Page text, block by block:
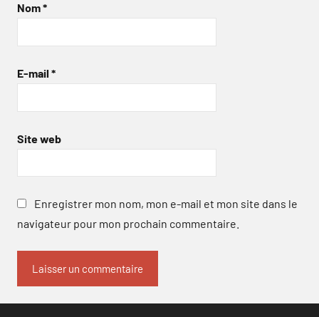
Nom*
E-mail *
Site web
Enregistrer mon nom, mon e-mail et mon site dans le
navigateur pour mon prochain commentaire.